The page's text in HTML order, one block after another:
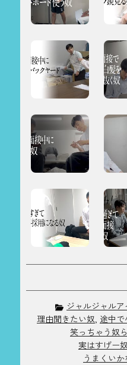
ジャルジャル
理由聞きたい奴, 途中
笑っちゃう奴ら
実はすげー
うまくい